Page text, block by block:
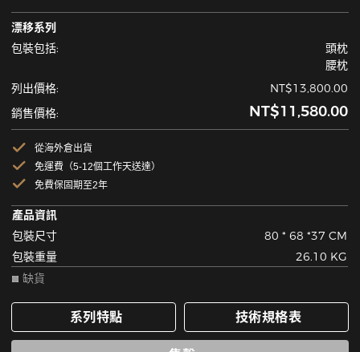
漂移系列
包裝包括:
頭枕
腰枕
列出價格:
NT$13,800.00
銷售價格:
NT$11,580.00
從海外倉出貨
免運費（5-12個工作天送達）
免費保固期至2年
產品資訊
包裝尺寸
80 * 68 *37 CM
包裝重量
26.10 KG
缺貨
系列特點 技術規格表